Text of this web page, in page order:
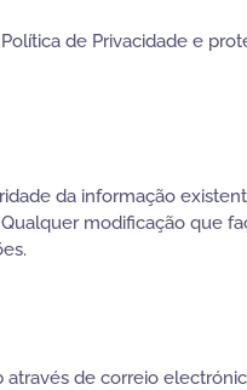
de Privacidade e
da informação
modificação que
de correio